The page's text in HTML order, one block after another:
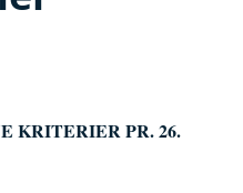
KRITERIER PR. 26.